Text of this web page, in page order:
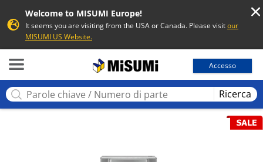
Welcome to MISUMI Europe!
It seems you are visiting from the USA or Canada. Please visitour
MISUMI US Website.
Accesso
Ricerca